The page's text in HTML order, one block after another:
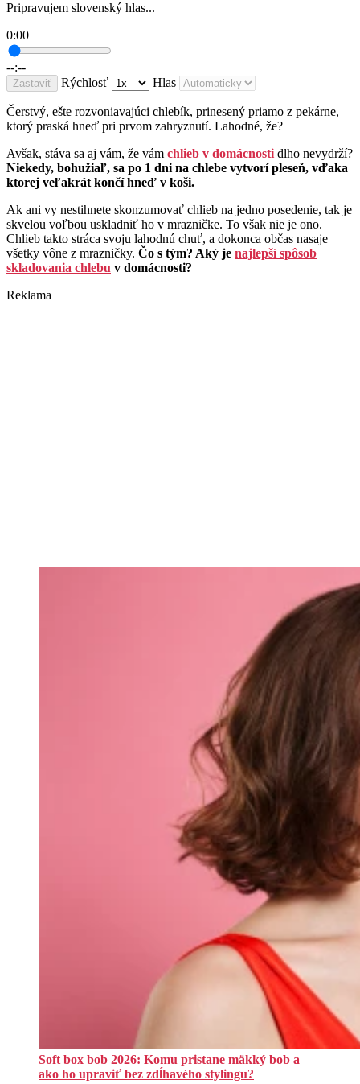
Pripravujem slovenský hlas...
0:00
--:--
Zastaviť Rýchlosť Hlas
Čerstvý, ešte rozvoniavajúci chlebík, prinesený priamo z pekárne,
ktorý praská hneď pri prvom zahryznutí. Lahodné, že?
Avšak, stáva sa aj vám, že vám chlieb v domácnostidlho nevydrží?
Niekedy, bohužiaľ, sa po 1 dni na chlebe vytvorí pleseň, vďaka
ktorej veľakrát končí hneď v koši.
Ak ani vy nestihnete skonzumovať chlieb na jedno posedenie, tak je
skvelou voľbou uskladniť ho v mrazničke. To však nie je ono.
Chlieb takto stráca svoju lahodnú chuť, a dokonca občas nasaje
všetky vône z mrazničky. Čo s tým? Aký je najlepší spôsob
skladovania chlebu v domácnosti?
Reklama
Soft box bob 2026: Komu pristane mäkký bob a
ako ho upraviť bez zdĺhavého stylingu?